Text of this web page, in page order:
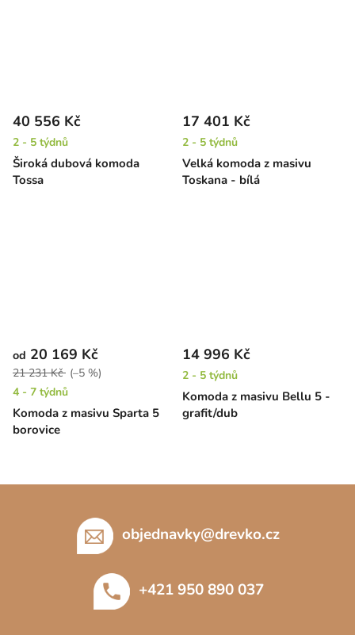
Široká dubová komoda
Tossa
40 556 Kč
2 - 5 týdnů
Velká komoda z masivu
Toskana - bílá
17 401 Kč
2 - 5 týdnů
Komoda z masivu Sparta 5
borovice
od 20 169 Kč
21 231 Kč (–5 %)
4 - 7 týdnů
Komoda z masivu Bellu 5 -
grafit/dub
14 996 Kč
2 - 5 týdnů
objednavky@drevko.cz
+421 950 890 037